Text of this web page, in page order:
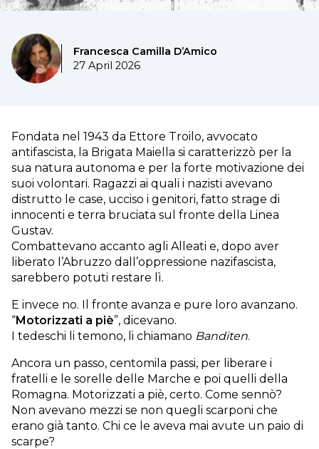
Francesca Camilla D’Amico
27 April 2026
Fondata nel 1943 da Ettore Troilo, avvocato
antifascista, la Brigata Maiella si caratterizzò per la
sua natura autonoma e per la forte motivazione dei
suoi volontari. Ragazzi ai quali i nazisti avevano
distrutto le case, ucciso i genitori, fatto strage di
innocenti e terra bruciata sul fronte della Linea
Gustav.
Combattevano accanto agli Alleati e, dopo aver
liberato l’Abruzzo dall’oppressione nazifascista,
sarebbero potuti restare lì.
E invece no. Il fronte avanza e pure loro avanzano.
“Motorizzati a piè”, dicevano.
I tedeschi li temono, li chiamano Banditen.
Ancora un passo, centomila passi, per liberare i
fratelli e le sorelle delle Marche e poi quelli della
Romagna. Motorizzati a piè, certo. Come sennò?
Non avevano mezzi se non quegli scarponi che
erano già tanto. Chi ce le aveva mai avute un paio di
scarpe?